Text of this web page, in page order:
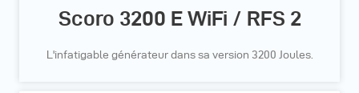
Scoro 3200 E WiFi / RFS 2
L'infatigable générateur dans sa version 3200 Joules.